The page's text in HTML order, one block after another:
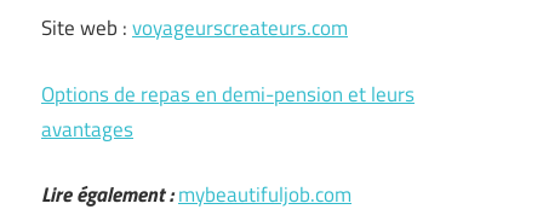
Site web :voyageurscreateurs.com
Options de repas en demi-pension et leurs
avantages
Lire également :mybeautifuljob.com